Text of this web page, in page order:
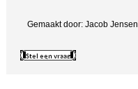
Gemaakt door: Jacob Jensen